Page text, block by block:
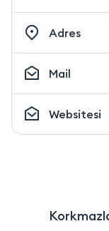
Adres
Mail
Websitesi